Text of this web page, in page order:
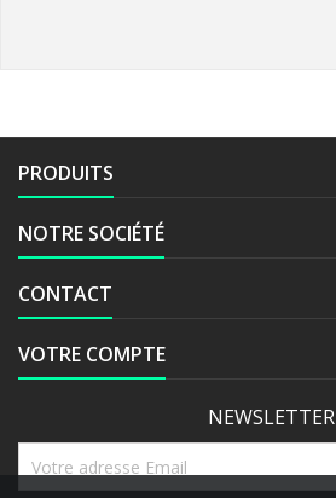
PRODUITS
NOTRE SOCIÉTÉ
CONTACT
VOTRE COMPTE
NEWSLETTER